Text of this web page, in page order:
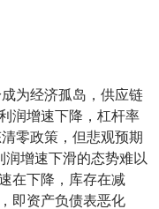
为经济孤岛，供应链
润增速下降，杠杆率
零政策，但悲观预期
增速下滑的态势难以
在下降，库存在减
即资产负债表恶化